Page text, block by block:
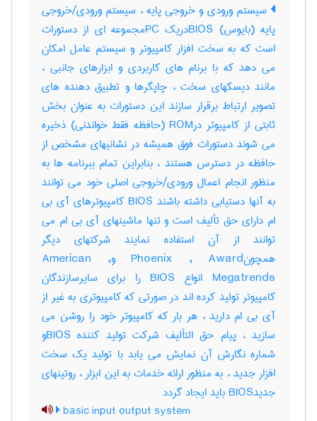
سیستم ورودی و خروجی پایه ، سیستم ورودی/خروجی
پایه (بایوس) BIOSدریک PCمجموعه ای از دستورات
است که به سخت افزار کامپیوتر و سیستم عامل امکان
می دهد که با برنام های کاربردی و ابزارهای جانبی ،
مانند دیسکهای سخت ، چاپگرها و تطبیق دهنده های
تصویر ارتباط برقرار سازند این دستورات به عنوان بخش
ثابتی از کامپیوتر درROM (حافظه فقط خواندنی) ذخیره
می شوند دستورات فوق همیشه در نشانیهای مشخص از
حافظه در دسترس هستند ، بنابراین تمام ببرنامه ها به
منظور انجام اعمال ورودی/خروجی اصلی خود می توانند
به آنها دستیابی داشته باشند BIOS کامپیوترهای آی بی
ام دارای حق تألیف است و تنها ماشینهای آی بی ام می
توانند از آن استفاده نمایند شرکتهای دیگر
همچونPhoenix , Award وAmerican ,
Megatrends انواع BIOS را برای سایرسازندگان
کامپیوتر تولید کرده اند در صورتی که کامپیوتری به غیر از
آی بی ام دارید ، هر بار که کامپیوتر خود را روشن می
سازید ، پیام حق التألیف شرکت تولید کننده BIOSو
شماره نگارش آن نمایش می یابد با تولید یک سخت
افزار جدید ، به منظور ارائه خدمات به این ابزار ، روتینهای
جدیدBIOS باید ایجاد گردد
basic input output system